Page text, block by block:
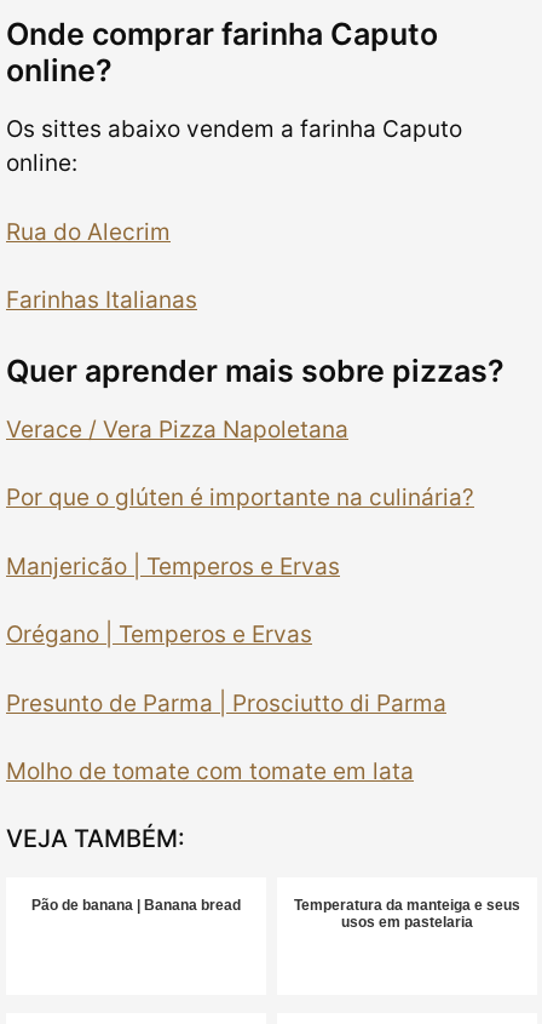
Onde comprar farinha Caputo
online?
Os sittes abaixo vendem a farinha Caputo
online:
Rua do Alecrim
Farinhas Italianas
Quer aprender mais sobre pizzas?
Verace / Vera Pizza Napoletana
Por que o glúten é importante na culinária?
Manjericão | Temperos e Ervas
Orégano | Temperos e Ervas
Presunto de Parma | Prosciutto di Parma
Molho de tomate com tomate em lata
VEJA TAMBÉM:
Pão de banana | Banana bread
Temperatura da manteiga e seus
usos em pastelaria